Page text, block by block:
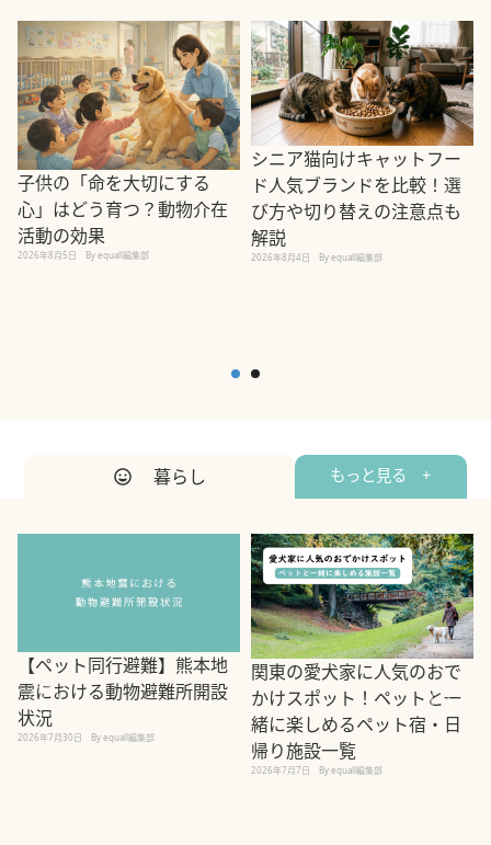
子供の「命を大切にする
心」はどう育つ？動物介在
活動の効果
2026年8月5日 By equall編集部
シニア猫向けキャットフー
ド人気ブランドを比較！選
び方や切り替えの注意点も
解説
2026年8月4日 By equall編集部
暮らし もっと見る +
【ペット同行避難】熊本地
震における動物避難所開設
状況
2026年7月30日 By equall編集部
関東の愛犬家に人気のおで
かけスポット！ペットと一
緒に楽しめるペット宿・日
帰り施設一覧
2026年7月7日 By equall編集部